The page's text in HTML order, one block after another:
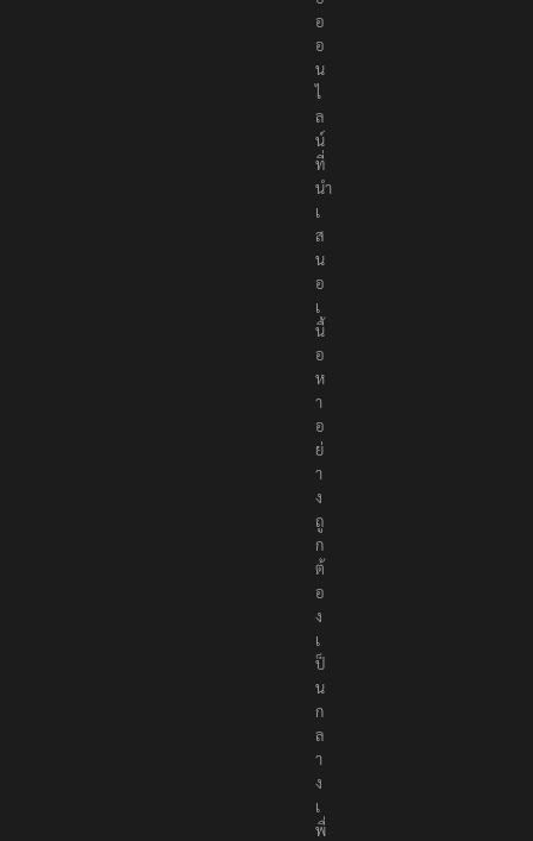
อ
อ
อ
น
ไ
ล
น์
ที่
นำ
เ
ส
น
อ
เ
นื้
อ
ห
า
อ
ย่
า
ง
ถู
ก
ต้
อ
ง
เ
ป็
น
ก
ล
า
ง
เ